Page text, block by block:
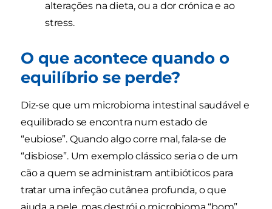
alterações na dieta, ou a dor crónica e ao
stress.
O que acontece quando o
equilíbrio se perde?
Diz-se que um microbioma intestinal saudável e
equilibrado se encontra num estado de
“eubiose”. Quando algo corre mal, fala-se de
“disbiose”. Um exemplo clássico seria o de um
cão a quem se administram antibióticos para
tratar uma infeção cutânea profunda, o que